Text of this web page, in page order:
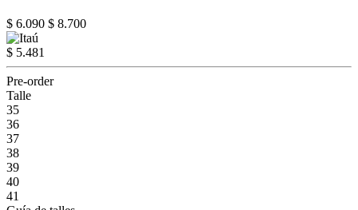
$ 6.090 $ 8.700
$ 5.481
Pre-order
Talle
35
36
37
38
39
40
41